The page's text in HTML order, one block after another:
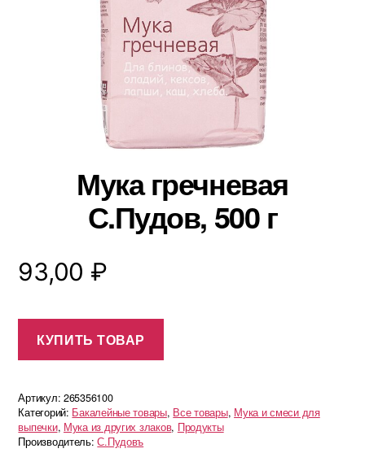
Мука гречневая
С.Пудов, 500 г
93,00 ₽
КУПИТЬ ТОВАР
Артикул: 265356100
Категорий: Бакалейные товары, Все товары, Мука и смеси для
выпечки, Мука из других злаков, Продукты
Производитель:С.Пудовъ